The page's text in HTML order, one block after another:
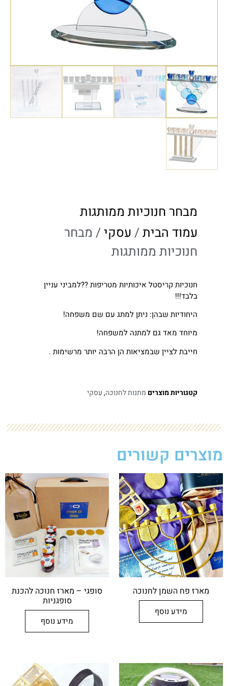
מבחר חנוכיות ממותגות
עמוד הבית/עסקי/ מבחר
חנוכיות ממותגות
חנוכיות קריסטל איכותיות מטריפות?
?למביני עניין
בלבד!!!
היחודיות שבהן: ניתן למתג עם שם משפחה!
מיוחד מאד גם למתנה למשפחה!
חייבת לציין שבמציאות הן הרבה יותר מרשימות .
קטגוריות מוצרים מתנות לחנוכה,עסקי
מוצרים קשורים
מארז פח השמן לחנוכה
מידע נוסף
סופגי – מארז חנוכה להכנת
סופגניות
מידע נוסף